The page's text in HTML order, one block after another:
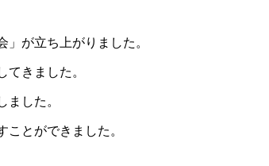
が立ち上がりました。
きました。
した。
とができました。